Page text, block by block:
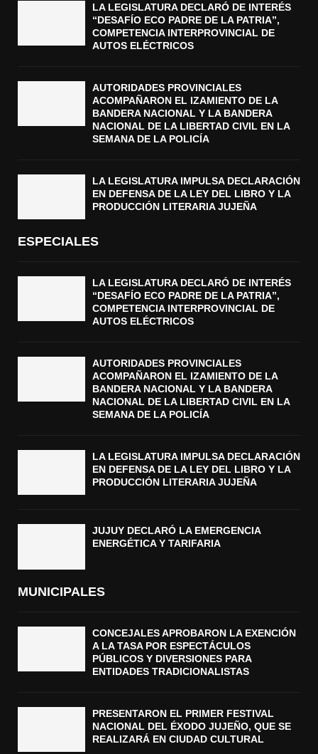
LA LEGISLATURA DECLARÓ DE INTERÉS
“DESAFÍO ECO PADRE DE LA PATRIA”,
COMPETENCIA INTERPROVINCIAL DE
AUTOS ELÉCTRICOS
AUTORIDADES PROVINCIALES
ACOMPAÑARON EL IZAMIENTO DE LA
BANDERA NACIONAL Y LA BANDERA
NACIONAL DE LA LIBERTAD CIVIL EN LA
SEMANA DE LA POLICÍA
LA LEGISLATURA IMPULSA DECLARACIÓN
EN DEFENSA DE LA LEY DEL LIBRO Y LA
PRODUCCIÓN LITERARIA JUJEÑA
ESPECIALES
LA LEGISLATURA DECLARÓ DE INTERÉS
“DESAFÍO ECO PADRE DE LA PATRIA”,
COMPETENCIA INTERPROVINCIAL DE
AUTOS ELÉCTRICOS
AUTORIDADES PROVINCIALES
ACOMPAÑARON EL IZAMIENTO DE LA
BANDERA NACIONAL Y LA BANDERA
NACIONAL DE LA LIBERTAD CIVIL EN LA
SEMANA DE LA POLICÍA
LA LEGISLATURA IMPULSA DECLARACIÓN
EN DEFENSA DE LA LEY DEL LIBRO Y LA
PRODUCCIÓN LITERARIA JUJEÑA
JUJUY DECLARÓ LA EMERGENCIA
ENERGÉTICA Y TARIFARIA
MUNICIPALES
CONCEJALES APROBARON LA EXENCIÓN
A LA TASA POR ESPECTÁCULOS
PÚBLICOS Y DIVERSIONES PARA
ENTIDADES TRADICIONALISTAS
PRESENTARON EL PRIMER FESTIVAL
NACIONAL DEL ÉXODO JUJEÑO, QUE SE
REALIZARÁ EN CIUDAD CULTURAL